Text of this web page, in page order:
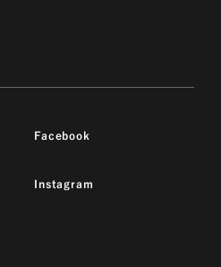
Facebook
Instagram